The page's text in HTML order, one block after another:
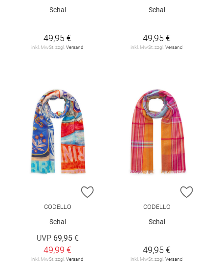
Schal
49,95 €
inkl. MwSt. zzgl.Versand
Schal
49,95 €
inkl. MwSt. zzgl.Versand
ZUR WUNSCHLISTE HINZUFÜGEN
CODELLO
Schal
UVP 69,95 €
49,99 €
inkl. MwSt. zzgl.Versand
ZUR
CODELLO
Schal
49,95 €
inkl. MwSt. zzgl.Versand